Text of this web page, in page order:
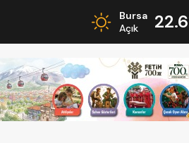
Bursa
Açık